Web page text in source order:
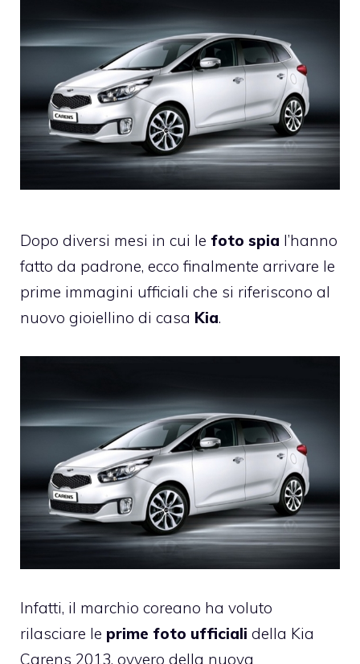
Dopo diversi mesi in cui le foto spia l’hanno
fatto da padrone, ecco finalmente arrivare le
prime immagini ufficiali che si riferiscono al
nuovo gioiellino di casa Kia.
Infatti, il marchio coreano ha voluto
rilasciare le prime foto ufficiali della Kia
Carens 2013, ovvero della nuova